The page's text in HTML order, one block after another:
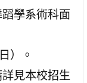
學系術科面
）。
見本校招生